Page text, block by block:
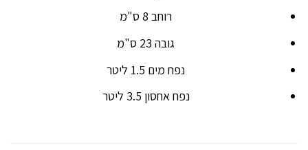
רוחב 8 ס"מ
גובה 23 ס"מ
נפח מים 1.5 ליטר
נפח אחסון 3.5 ליטר